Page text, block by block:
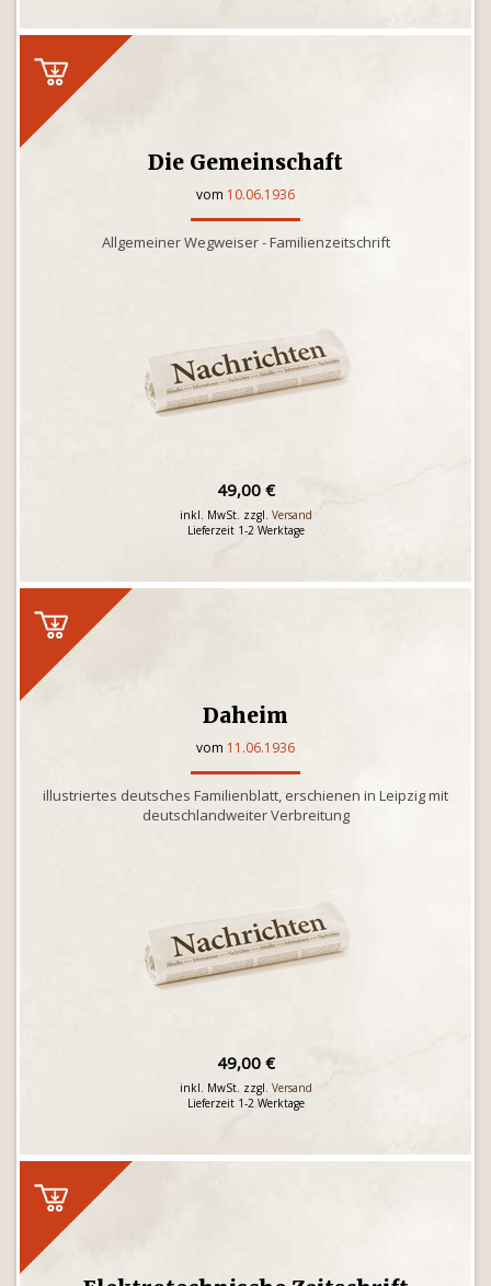
Die Gemeinschaft
vom 10.06.1936
Allgemeiner Wegweiser - Familienzeitschrift
49,00 €
inkl. MwSt. zzgl. Versand
Lieferzeit 1-2 Werktage
Daheim
vom 11.06.1936
illustriertes deutsches Familienblatt, erschienen in Leipzig mit
deutschlandweiter Verbreitung
49,00 €
inkl. MwSt. zzgl. Versand
Lieferzeit 1-2 Werktage